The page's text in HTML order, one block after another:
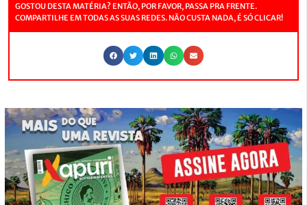
GOSTOU DESTA MATÉRIA? ENTÃO, POR FAVOR, PASSA PRA FRENTE.
COMPARTILHE EM TODAS AS SUAS REDES. NÃO CUSTA NADA, É SÓ CLICAR!